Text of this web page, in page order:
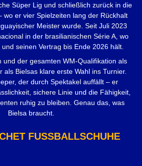
Süper Lig und schließlich zurück in die
wo er vier Spielzeiten lang der Rückhalt
Meister wurde. Seit Juli 2023
in der brasilianischen Série A, wo
seinen Vertrag bis Ende 2026 hält.
und der gesamten WM-Qualifikation als
als Bielsas klare erste Wahl ins Turnier.
der durch Spektakel auffällt – er
sichere Linie und die Fähigkeit,
ruhig zu bleiben. Genau das, was
Bielsa braucht.
FUSSBALLSCHUHE